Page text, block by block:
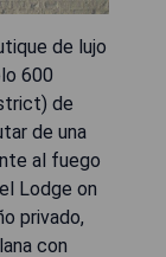
de lujo
600
de
de una
al fuego
Lodge on
privado,
con